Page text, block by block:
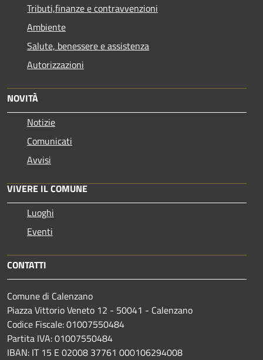
Tributi,finanze e contravvenzioni
Ambiente
Salute, benessere e assistenza
Autorizzazioni
NOVITÀ
Notizie
Comunicati
Avvisi
VIVERE IL COMUNE
Luoghi
Eventi
CONTATTI
Comune di Calenzano
Piazza Vittorio Veneto 12 - 50041 - Calenzano
Codice Fiscale: 01007550484
Partita IVA: 01007550484
IBAN: IT 15 E 02008 37761 000106294008